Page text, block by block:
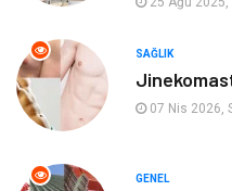
Aksesuar
Bebek Giyim
SAĞLIK
07 Nis 2026,
GENEL